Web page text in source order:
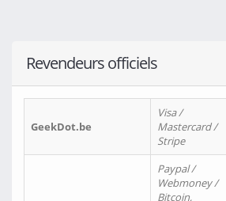
Revendeurs officiels
GeekDot.be
Visa /
Mastercard /
Stripe
Paypal /
Webmoney /
Bitcoin,